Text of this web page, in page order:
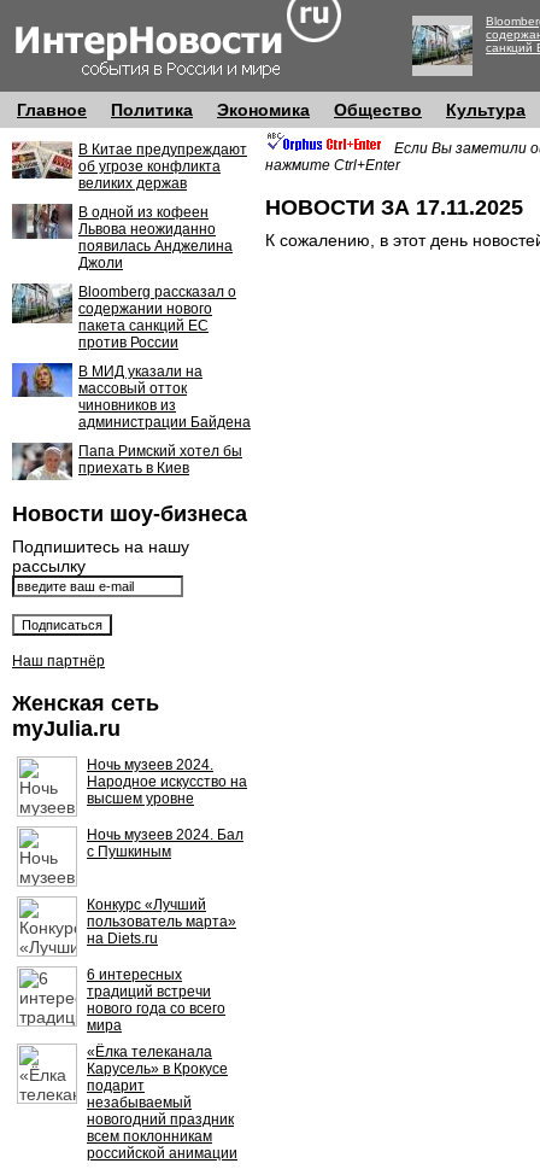
санкций
Главное Политика Экономика Общество Культура
В Китае предупреждают
об угрозе конфликта
великих держав
В одной из кофеен
Львова неожиданно
появилась Анджелина
Джоли
Bloomberg рассказал о
содержании нового
пакета санкций ЕС
против России
В МИД указали на
массовый отток
чиновников из
администрации Байдена
Папа Римский хотел бы
приехать в Киев
Новости шоу-бизнеса
Подпишитесь на нашу
рассылку
Наш партнёр
Женская сеть
myJulia.ru
Ночь музеев 2024.
Народное искусство на
высшем уровне
Ночь музеев 2024. Бал
с Пушкиным
Конкурс «Лучший
пользователь марта»
на Diets.ru
6 интересных
традиций встречи
нового года со всего
мира
«Ёлка телеканала
Карусель» в Крокусе
подарит
незабываемый
новогодний праздник
всем поклонникам
российской анимации
Если Вы заметили
нажмите Ctrl+Enter
НОВОСТИ ЗА 17.11.2025
К сожалению, в этот день